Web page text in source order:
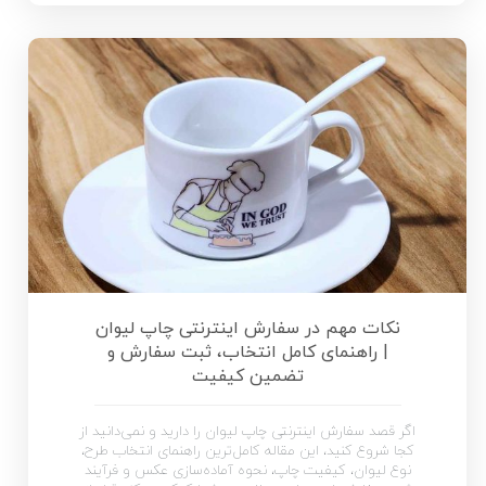
نکات مهم در سفارش اینترنتی چاپ لیوان
| راهنمای کامل انتخاب، ثبت سفارش و
تضمین کیفیت
اگر قصد سفارش اینترنتی چاپ لیوان را دارید و نمی‌دانید از
کجا شروع کنید، این مقاله کامل‌ترین راهنمای انتخاب طرح،
نوع لیوان، کیفیت چاپ، نحوه آماده‌سازی عکس و فرآیند